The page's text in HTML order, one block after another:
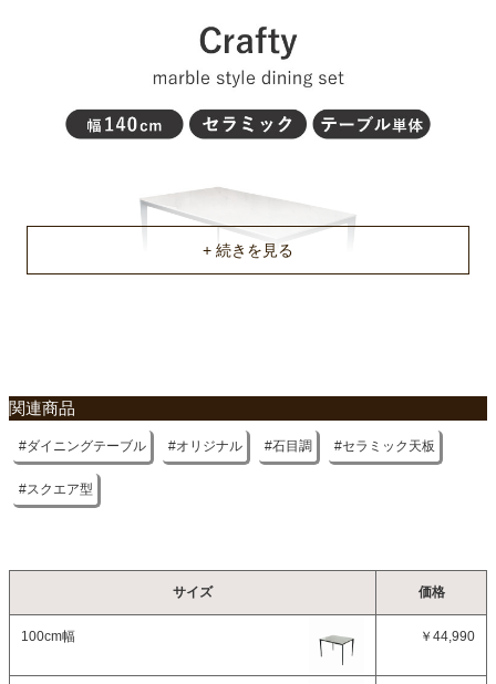
関連商品
ダイニングテーブル オリジナル 石目調 セラミック天板
スクエア型
サイズ 価格
100cm幅 ￥44,990